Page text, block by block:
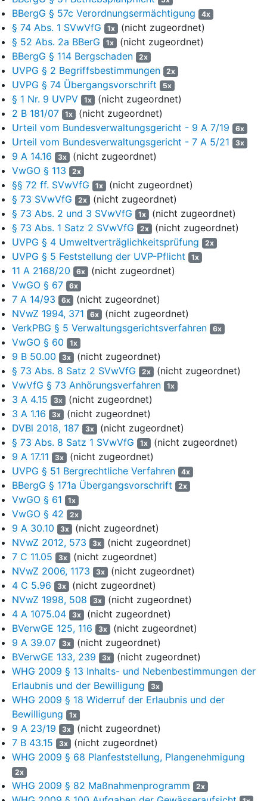
Vorhaben ein. Die rechtzeitig erhobenen Einwendungen wurden
vom 3.6.2019 bis 5.6.2019 mit den Einwendern, der
Beigeladenen und mit den Trägern öffentlicher Belange erörtert.
Der Erörterungstermin in Ensdorf wurde gemäß
SVwVfGzuvor in der Saarbrücker Zeitung, dem Amtsblatt des
Saarlandes, in den örtlichen amtlichen
Bekanntmachungsblättern der Städte und Gemeinden und im
Internet bekannt gemacht. Nach der Bekanntgabe des
Erörterungstermins wurden mehrere Anträge gestellt, den für
den 3.6.2019 terminierten Erörterungstermin aufzuheben und
einen späteren Termin zu bestimmen. Hilfsweise wurde
beantragt, einen gesonderten Erörterungstermin für die
beteiligten Kommunen anzusetzen. Diese Anträge wurden vom
Beklagten abgelehnt. Letzteres gilt auch für am Tag der
Erörterung gegen die Versammlungsleitung gestellte
Befangenheitsanträge.
4
Für das Ansteigenlassen des Grubenwassers auf ein Niveau
von -320 m NHN in den Wasserprovinzen Reden und
Ensdorf und für das Heben und Einleiten von maximal 19,8 Mio.
cbm Grubenwasser jährlich am Standort Duhamel in die Saar
als Folge wurde der Beigeladenen vom Bergamt B-Stadt unter
dem gleichen Datum auch ein Abschlussbetriebsplan
zugelassen. 2vgl. den„Abschlussbetriebsplan unter Tage für die
Zentrale Wasserhaltung Reden, Duhamel inklusive Nordschacht
mit Ansteigenlassen des Grubenwassers auf -320 m NHN,
Umleiten, Heben und Einleiten in die Saar“
Saarbrücken vom 17.8.2021 – 4860/17/45-79
„Abschlussbetriebsplan unter Tage für die Zentrale
Wasserhaltung Reden, Duhamel inklusive Nordschacht mit
Ansteigenlassen des Grubenwassers auf -320 m NHN,
Umleiten, Heben und Einleiten in die Saar“
Saarbrücken vom 17.8.2021 – 4860/17/45-79
Gegenstand zahlreicher Rechtsbehelfsverfahren. Die
Vollziehbarkeit des Abschlussbetriebsplans ist Voraussetzung
für die Umsetzung des geplanten Grubenwasseranstiegs.
dazu die Nr. 4.1.2, Seite 4 des Planfeststellungsbeschlusses,
wonach mit dem Grubenwasseranstieg beziehungsweise der
anschließenden Wiederaufnahme der Grubenwasserhaltung erst
begonnen werden darf, wenn die jeweiligen sich aus diesem
Planfeststellungsbeschluss ergebenden Anforderungen erfüllt
sind, eine vollziehbare Zulassung des „Abschlussbetriebsplans
unter Tage, zentrale Wasserhaltung Reden, Duhamel inklusive
Nordschacht“ vom 18.8.2017 vorliegt und auch die dort
festgelegten Voraussetzungen für den Beginn des Vorhabens
erfüllt sind.vgl. dazu die Nr. 4.1.2, Seite 4 des
Planfeststellungsbeschlusses, wonach mit dem
Grubenwasseranstieg beziehungsweise der anschließenden
Wiederaufnahme der Grubenwasserhaltung erst begonnen
werden darf, wenn die jeweiligen sich aus diesem
Planfeststellungsbeschluss ergebenden Anforderungen erfüllt
sind, eine vollziehbare Zulassung des „Abschlussbetriebsplans
unter Tage, zentrale Wasserhaltung Reden, Duhamel inklusive
Nordschacht“ vom 18.8.2017 vorliegt und auch die dort
festgelegten Voraussetzungen für den Beginn des Vorhabens
erfüllt sind.
5
Der hier streitgegenständliche Planfeststellungsbeschluss
vom 17.8.2021 umfasst neben der Feststellung des
Rahmenbetriebsplans mit Entscheidung über die im Verfahren
erhobenen Einwendungen dagegen ausdrücklich auch
wasserrechtliche Erlaubnisse für den geplanten
BBergG § 57c Verordnungsermächtigung 4x
§ 74 Abs. 1 SVwVfG 1x (nicht zugeordnet)
§ 52 Abs. 2a BBerG
1x (nicht zugeordnet)
BBergG § 114 Bergschaden
2x
UVPG § 2 Begriffsbestimmungen 2x
UVPG § 74 Übergangsvorschrift 5x
§ 1 Nr. 9 UVPV 1x (nicht zugeordnet)
2 B 181/07
1x (nicht zugeordnet)
Urteil vom Bundesverwaltungsgericht - 9 A 7/19
6x
Urteil vom Bundesverwaltungsgericht - 7 A 5/21 3x
9 A 14.16 3x (nicht zugeordnet)
VwGO § 113
2x
§§ 72 ff. SVwVfG 1x (nicht zugeordnet)
§ 73 SVwVfG
2x (nicht zugeordnet)
§ 73 Abs. 2 und 3 SVwVfG
1x (nicht zugeordnet)
§ 73 Abs. 1 Satz 2 SVwVfG
2x (nicht zugeordnet)
UVPG § 4 Umweltverträglichkeitsprüfung
2x
UVPG § 5 Feststellung der UVP-Pflicht 1x
11 A 2168/20 6x (nicht zugeordnet)
VwGO § 67
6x
7 A 14/93 6x (nicht zugeordnet)
NVwZ 1994, 371
6x (nicht zugeordnet)
VerkPBG § 5 Verwaltungsgerichtsverfahren
6x
VwGO § 60 1x
9 B 50.00 3x (nicht zugeordnet)
§ 73 Abs. 8 Satz 2 SVwVfG
2x (nicht zugeordnet)
VwVfG § 73 Anhörungsverfahren
1x
3 A 4.15 3x (nicht zugeordnet)
3 A 1.16
3x (nicht zugeordnet)
DVBl 2018, 187
3x (nicht zugeordnet)
§ 73 Abs. 8 Satz 1 SVwVfG
1x (nicht zugeordnet)
9 A 17.11
3x (nicht zugeordnet)
UVPG § 51 Bergrechtliche Verfahren
4x
BBergG § 171a Übergangsvorschrift 2x
VwGO § 61 1x
VwGO § 42 2x
9 A 30.10 3x (nicht zugeordnet)
NVwZ 2012, 573
3x (nicht zugeordnet)
7 C 11.05
3x (nicht zugeordnet)
NVwZ 2006, 1173
3x (nicht zugeordnet)
4 C 5.96
3x (nicht zugeordnet)
NVwZ 1998, 508
3x (nicht zugeordnet)
4 A 1075.04
3x (nicht zugeordnet)
BVerwGE 125, 116
3x (nicht zugeordnet)
9 A 39.07
3x (nicht zugeordnet)
BVerwGE 133, 239
3x (nicht zugeordnet)
WHG 2009 § 13 Inhalts- und Nebenbestimmungen der
Erlaubnis und der Bewilligung
3x
WHG 2009 § 18 Widerruf der Erlaubnis und der
Bewilligung
1x
9 A 23/19 3x (nicht zugeordnet)
7 B 43.15
3x (nicht zugeordnet)
WHG 2009 § 68 Planfeststellung, Plangenehmigung
2x
WHG 2009 § 82 Maßnahmenprogramm 2x